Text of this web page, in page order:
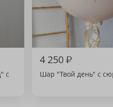
с
4 250₽
Шар "Твой день" с